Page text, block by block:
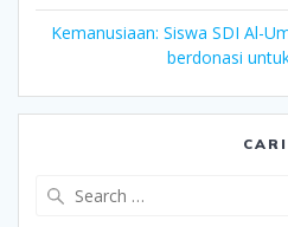
Kemanusiaan: Siswa SDI Al-
berdonasi
CARI